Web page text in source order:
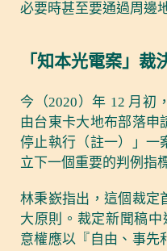
必要時甚至要通過周邊
「知本光電案」裁
今（2020）年 12 月初
由台東卡大地布部落申
停止執行（註一）」一
立下一個重要的判例指
林秉嶔指出，這個裁定
大原則。裁定新聞稿中
意權應以『自由、事先